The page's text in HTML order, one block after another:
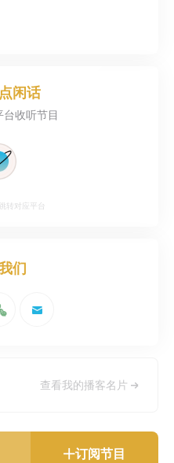
闲话
收听节目
转对应平台
们
查看我的播客名片
订阅节目